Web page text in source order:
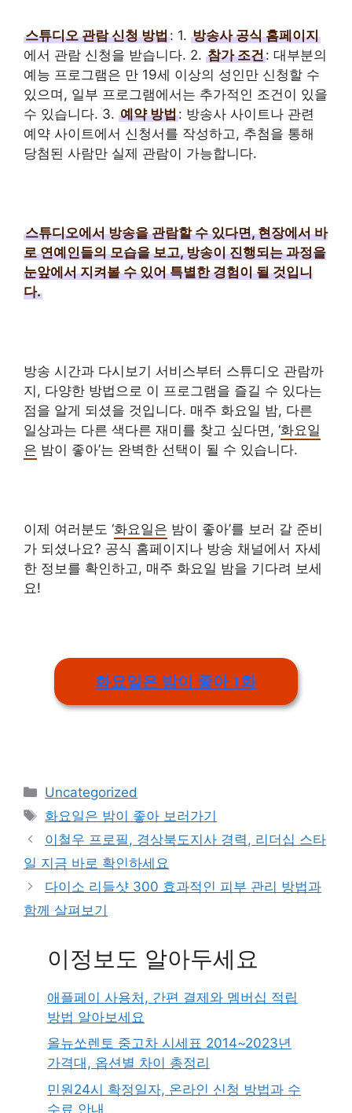
스튜디오 관람 신청 방법: 1. 방송사 공식 홈페이지
에서 관람 신청을 받습니다. 2. 참가 조건: 대부분의
예능 프로그램은 만 19세 이상의 성인만 신청할 수
있으며, 일부 프로그램에서는 추가적인 조건이 있을
수 있습니다. 3. 예약 방법: 방송사 사이트나 관련
예약 사이트에서 신청서를 작성하고, 추첨을 통해
당첨된 사람만 실제 관람이 가능합니다.
스튜디오에서 방송을 관람할 수 있다면, 현장에서 바
로 연예인들의 모습을 보고, 방송이 진행되는 과정을
눈앞에서 지켜볼 수 있어 특별한 경험이 될 것입니
다.
방송 시간과 다시보기 서비스부터 스튜디오 관람까
지, 다양한 방법으로 이 프로그램을 즐길 수 있다는
점을 알게 되셨을 것입니다. 매주 화요일 밤, 다른
일상과는 다른 색다른 재미를 찾고 싶다면, ‘화요일
은 밤이 좋아’는 완벽한 선택이 될 수 있습니다.
이제 여러분도 ‘화요일은 밤이 좋아’를 보러 갈 준비
가 되셨나요? 공식 홈페이지나 방송 채널에서 자세
한 정보를 확인하고, 매주 화요일 밤을 기다려 보세
요!
화요일은 밤이 좋아 1화
Categories
Uncategorized
Tags
화요일은 밤이 좋아 보러가기
이철우 프로필, 경상북도지사 경력, 리더십 스타
일 지금 바로 확인하세요
다이소 리들샷 300 효과적인 피부 관리 방법과
함께 살펴보기
이정보도 알아두세요
애플페이 사용처, 간편 결제와 멤버십 적립
방법 알아보세요
올뉴쏘렌토 중고차 시세표 2014~2023년
가격대, 옵션별 차이 총정리
민원24시 확정일자, 온라인 신청 방법과 수
수료 안내